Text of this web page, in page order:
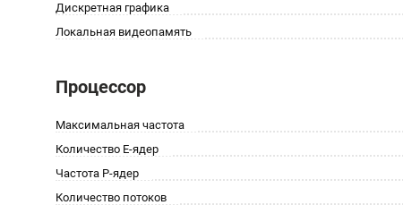
Дискретная графика
Локальная видеопамять
Процессор
Максимальная частота
Количество E-ядер
Частота P-ядер
Количество потоков